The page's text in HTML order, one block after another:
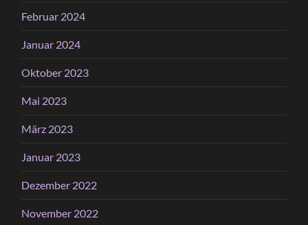
Februar 2024
Januar 2024
Oktober 2023
Mai 2023
März 2023
Januar 2023
Dezember 2022
November 2022